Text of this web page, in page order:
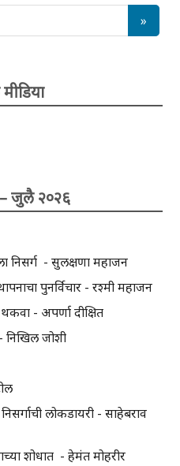
जुलै २०२६
निसर्ग - सुलक्षणा महाजन
पुनर्विचार - रश्मी महाजन
- अपर्णा दीक्षित
- निखिल जोशी
लोकडायरी - साहेबराव
शोधात - हेमंत मोहरीर